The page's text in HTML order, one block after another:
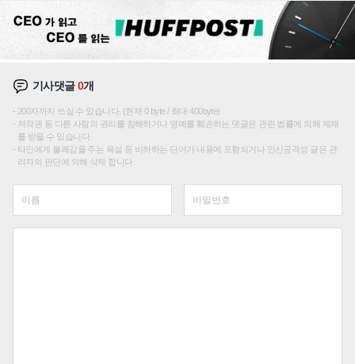
기사댓글0개
200자까지 쓰실 수 있습니다. (현재 0 byte / 최대 400byte)
저작권 등 다른 사람의 권리를 침해하거나 명예를 훼손하는 댓글은 관련 법률에 의해 제재
를 받을 수 있습니다.
타인에게 불쾌감을 주는 욕설 등 비하하는 단어가 내용에 포함되거나 인신공격성 글은 관
리자의 판단에 의해 삭제 합니다.